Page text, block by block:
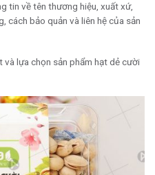
tin về tên thương hiệu, xuất xứ,
cách bảo quản và liên hệ của sản
và lựa chọn sản phẩm hạt dẻ cười